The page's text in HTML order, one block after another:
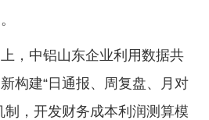
，中铝山东企业利用数据共
构建“日通报、周复盘、月对
制，开发财务成本利润测算模